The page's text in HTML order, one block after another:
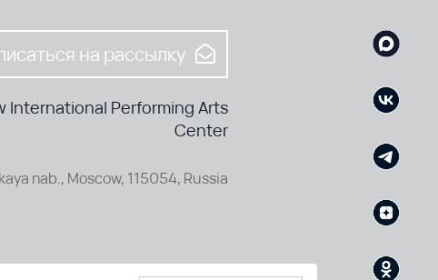
на рассылку
International Performing Arts
Center
nab., Moscow, 115054, Russia